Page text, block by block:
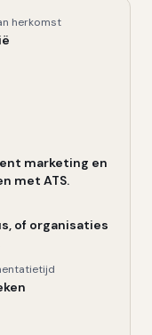
herkomst
marketing en
met ATS.
of organisaties